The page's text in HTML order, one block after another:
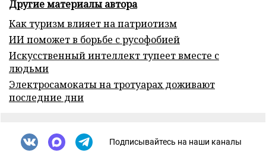
Другие материалы автора
Как туризм влияет на патриотизм
ИИ поможет в борьбе с русофобией
Искусственный интеллект тупеет вместе с
людьми
Электросамокаты на тротуарах доживают
последние дни
Подписывайтесь на наши каналы